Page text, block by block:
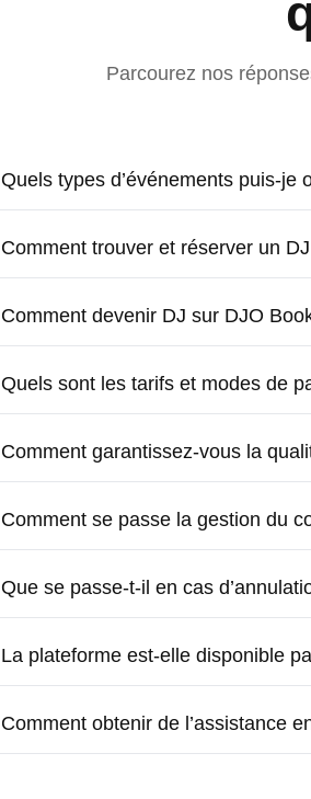
Parcourez nos
Quels types d’événements puis-je
Comment trouver et réserver un
Comment devenir DJ sur DJO
Quels sont les tarifs et modes de
Comment garantissez-vous la
Comment se passe la gestion du
Que se passe-t-il en cas
La plateforme est-elle disponible
Comment obtenir de l’assistance